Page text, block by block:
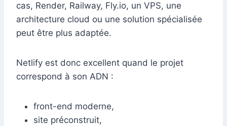
cas, Render, Railway, Fly.io, un VPS, une
architecture cloud ou une solution spécialisée
peut être plus adaptée.
Netlify est donc excellent quand le projet
correspond à son ADN :
front-end moderne,
site préconstruit,